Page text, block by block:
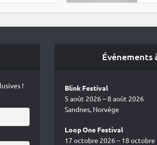
!
Événements
Blink Festival
5 août 2026 – 8 août 2026
Sandnes, Norvège
Loop One Festival
17 octobre 2026 – 18 octobre